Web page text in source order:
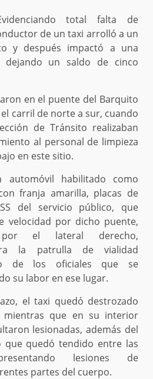
total falta de
de un taxi arrolló a un
y después impactó a una
dejando un saldo de cinco
en el puente del Barquito
carril de norte a sur, cuando
de Tránsito realizaban
al personal de limpieza
en este sitio.
automóvil habilitado como
franja amarilla, placas de
del servicio público, que
velocidad por dicho puente,
el lateral derecho,
la patrulla de vialidad
de los oficiales que se
su labor en ese lugar.
el taxi quedó destrozado
que en su interior
lesionadas, además del
que quedó tendido entre las
lesiones de
partes del cuerpo.